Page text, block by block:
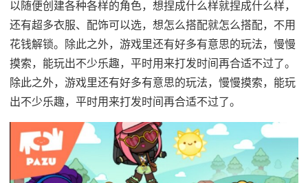
以随便创建各种各样的角色，想捏成什么样就捏成什么样，
还有超多衣服、配饰可以选，想怎么搭配就怎么搭配，不用
花钱解锁。除此之外，游戏里还有好多有意思的玩法，慢慢
摸索，能玩出不少乐趣，平时用来打发时间再合适不过了。
除此之外，游戏里还有好多有意思的玩法，慢慢摸索，能玩
出不少乐趣，平时用来打发时间再合适不过了。